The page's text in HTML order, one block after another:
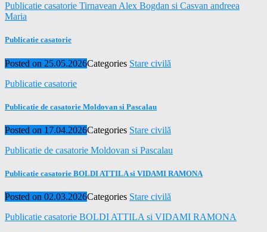
Publicatie casatorie Tirnavean Alex Bogdan si Casvan andreea
Maria
Publicatie casatorie
Posted on 25.05.2026Categories Stare civilă
Publicatie casatorie
Publicatie de casatorie Moldovan si Pascalau
Posted on 17.04.2026Categories Stare civilă
Publicatie de casatorie Moldovan si Pascalau
Publicatie casatorie BOLDI ATTILA si VIDAMI RAMONA
Posted on 02.03.2026Categories Stare civilă
Publicatie casatorie BOLDI ATTILA si VIDAMI RAMONA